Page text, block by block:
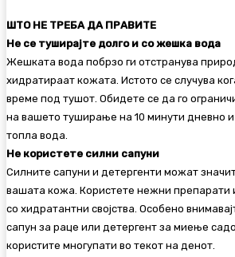
ШТО НЕ ТРЕБА ДА ПРАВИТЕ
Не се туширајте долго и со жешка вода
Жешката вода побрзо ги отстранува
хидратираат кожата. Истото се случува
време под тушот. Обидете се да го
на вашето туширање на 10 минути дневно
топла вода.
Не користете силни сапуни
Силните сапуни и детергенти можат
вашата кожа. Користете нежни препарати
со хидратантни својства. Особено
сапун за раце или детергент за миење
користите многупати во текот на денот.